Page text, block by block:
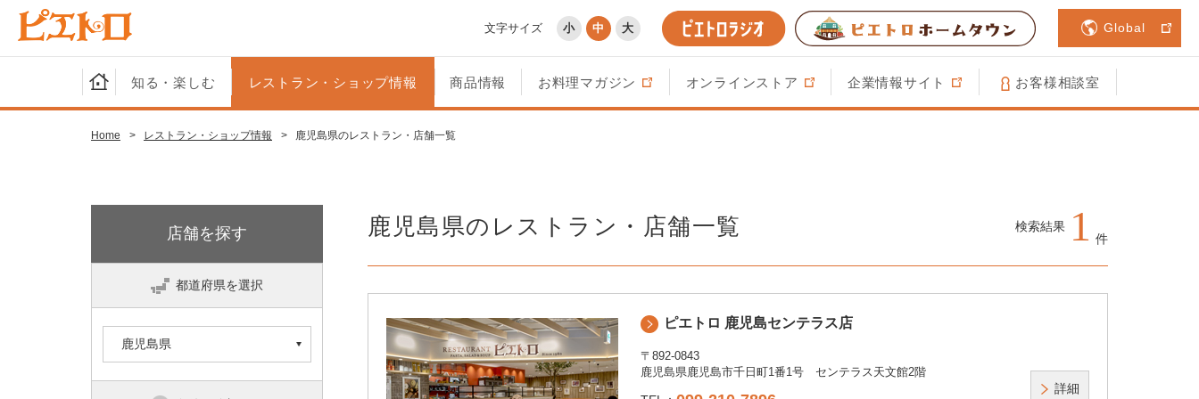
文字サイズ 小 中 大 Global
知る・楽しむ レストラン・ショップ情報 商品情報 お料理マガジン オンラインストア 企業情報サイト お客様相談室
Home > レストラン・ショップ情報 > 鹿児島県のレストラン・店舗一覧
店舗を探す
都道府県を選択
鹿児島県のレストラン・店舗一覧 検索結果 1 件
ピエトロ 鹿児島センテラス店
〒892-0843
鹿児島県鹿児島市千日町1番1号 センテラス天文館2階
詳細